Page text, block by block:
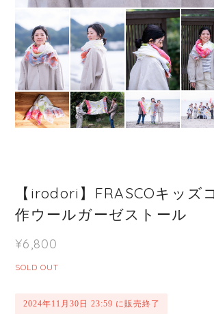
【irodori】FRASCOキッズ
作ウールガーゼストール
¥6,800
SOLD OUT
2024年11月30日 23:59 に販売終了